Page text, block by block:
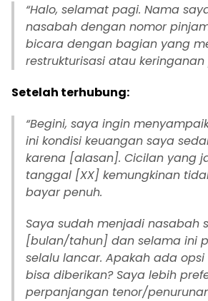
“Halo, selamat pagi. Nama
nasabah dengan nomor
bicara dengan bagian yang
restrukturisasi atau
Setelah terhubung:
“Begini, saya ingin
ini kondisi keuangan saya
karena [alasan]. Cicilan yang
tanggal [XX] kemungkinan
bayar penuh.
Saya sudah menjadi nasabah
[bulan/tahun] dan selama ini
selalu lancar. Apakah ada
bisa diberikan? Saya lebih
perpanjangan tenor/